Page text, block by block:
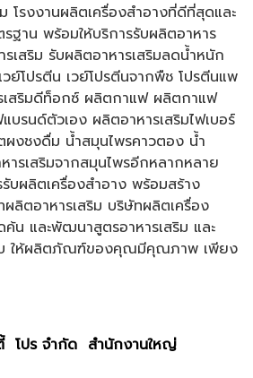
โรงงานผลิตเครื่องสำอางที่ดีที่สุดและ
ฐาน พร้อมให้บริการรับผลิตอาหาร
เสริม รับผลิตอาหารเสริมลดน้ำหนัก
ย์โปรตีน เวย์โปรตีนจากพืช โปรตีนแพ
เสริมดีท็อกซ์ ผลิตกาแฟ ผลิตกาแฟ
รนด์ตัวเอง ผลิตอาหารเสริมไฟเบอร์
ผงชงดื่ม น้ำสมุนไพรคาวตอง น้ำ
ารเสริมจากสมุนไพรอีกหลากหลาย
บผลิตเครื่องสำอาง พร้อมสร้าง
ลิตอาหารเสริม บริษัทผลิตเครื่อง
ค้น และพัฒนาสูตรอาหารเสริม และ
บ ให้ผลิตภัณฑ์ของคุณมีคุณภาพ เพียง
โปร จำกัด สำนักงานใหญ่